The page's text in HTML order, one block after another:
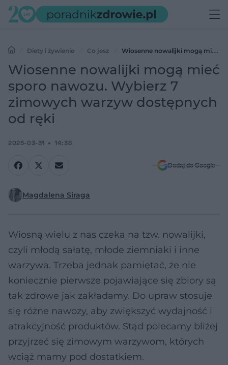
Diety i żywienie Co jesz
Wiosenne nowalijki mogą mieć
sporo nawozu. Wybierz 7 zimowych warzyw dostępnych od ręki
Wiosenne nowalijki mogą mieć
sporo nawozu. Wybierz 7
zimowych warzyw dostępnych
od ręki
2025-03-31 14:36
Dodaj do Google
Magdalena Siraga
Wiosną wielu z nas czeka na tzw. nowalijki,
czyli młodą sałatę, młode ziemniaki i inne
warzywa. Trzeba jednak pamiętać, że nie
koniecznie pierwsze pojawiające się zbiory są
tak zdrowe jak zakładamy. Do upraw stosuje
się różne nawozy, aby zwiększyć wydajność i
atrakcyjność produktów. Stąd polecamy bliżej
przyjrzeć się zimowym warzywom, których
wciąż mamy pod dostatkiem.